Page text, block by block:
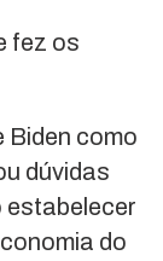
fez os
Biden como
dúvidas
estabelecer
do